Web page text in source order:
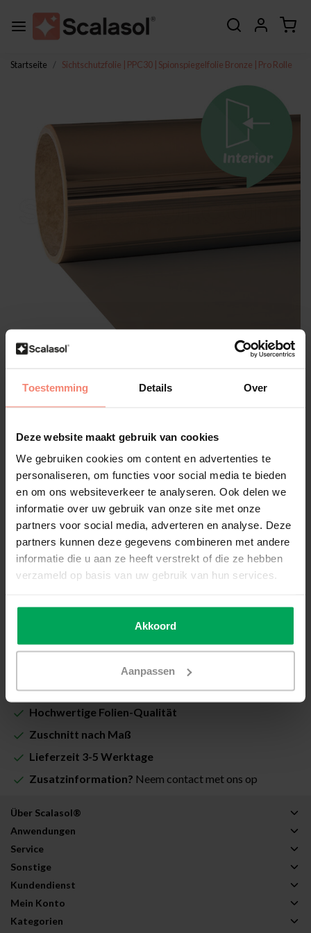
Toestemming Details Over
Deze website maakt gebruik van cookies
We gebruiken cookies om content en advertenties te
personaliseren, om functies voor social media te bieden
en om ons websiteverkeer te analyseren. Ook delen we
informatie over uw gebruik van onze site met onze
partners voor social media, adverteren en analyse. Deze
partners kunnen deze gegevens combineren met andere
informatie die u aan ze heeft verstrekt of die ze hebben
verzameld op basis van uw gebruik van hun services.
Akkoord
Aanpassen
Startseite Sichtschutzfolie | PPC30 | Spionspiegelfolie Bronze | Pro Rolle
Scalasol®
Sichtschutzfolie | PPC30 |
Rolle
Eigene Bewertung erstellen
Innenmontage
In den Warenkorb
Hochwertige Folien-Qualität
Zuschnitt nach Maß
Lieferzeit 3-5 Werktage
Zusatzinformation? Neem contact met ons op
Über Scalasol®
Anwendungen
Service
Sonstige
Kundendienst
Mein Konto
Kategorien